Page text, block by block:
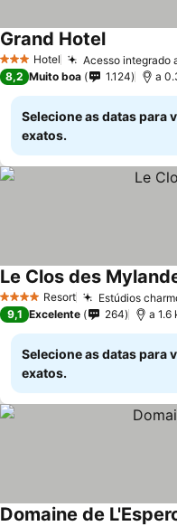
3 EstrelasHotel Acesso integrado
Grand Hotel
8,2 Muito boa 1.124 a
Selecione as datas para
exatos.
4 EstrelasResort Estúdios
Le Clos des
9,1 Excelente 264 a 1.6
Selecione as datas para
exatos.
Domaine de